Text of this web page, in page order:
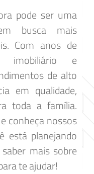
pode ser uma
busca mais
Com anos de
imobiliário e
de alto
em qualidade,
toda a família.
conheça nossos
está planejando
mais sobre
te ajudar!